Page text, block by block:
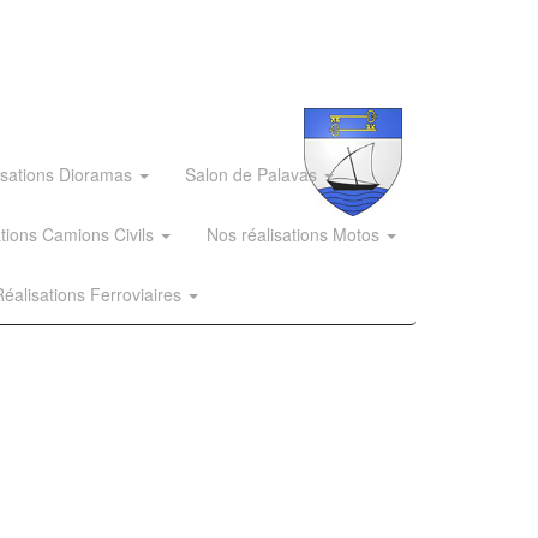
Dioramas Salon de Palavas
Camions Civils Nos réalisations Motos
Ferroviaires